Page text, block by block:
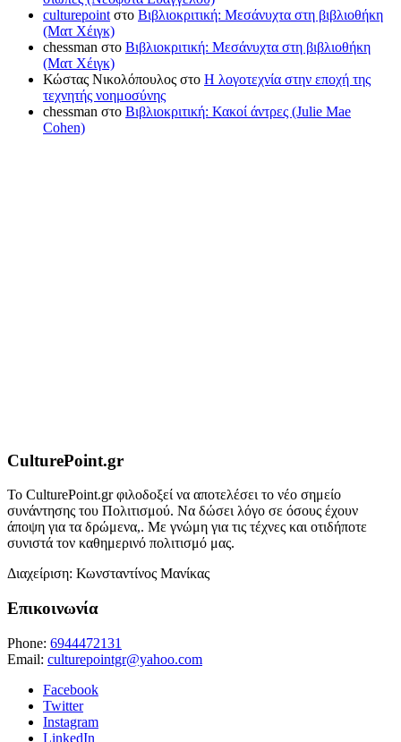
culturepoint στο Βιβλιοκριτική: Μεσάνυχτα στη βιβλιοθήκη
(Ματ Χέιγκ)
chessman στο Βιβλιοκριτική: Μεσάνυχτα στη βιβλιοθήκη
(Ματ Χέιγκ)
Κώστας Νικολόπουλος στο Η λογοτεχνία στην εποχή της
τεχνητής νοημοσύνης
chessman στο Βιβλιοκριτική: Κακοί άντρες (Julie Mae
Cohen)
CulturePoint.gr
Το CulturePoint.gr φιλοδοξεί να αποτελέσει το νέο σημείο
συνάντησης του Πολιτισμού. Να δώσει λόγο σε όσους έχουν
άποψη για τα δρώμενα,. Με γνώμη για τις τέχνες και οτιδήποτε
συνιστά τον καθημερινό πολιτισμό μας.
Διαχείριση: Κωνσταντίνος Μανίκας
Επικοινωνία
Phone: 6944472131
Email: culturepointgr@yahoo.com
Facebook
Twitter
Instagram
LinkedIn